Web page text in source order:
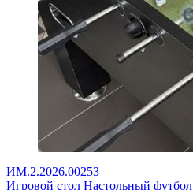
ИМ.2.2026.00253
Игровой стол Настольный футбол